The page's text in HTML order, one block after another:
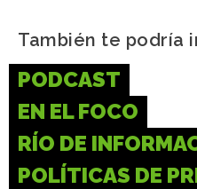
También te podría
PODCAST
EN EL FOCO
RÍO DE
POLÍTICAS DE